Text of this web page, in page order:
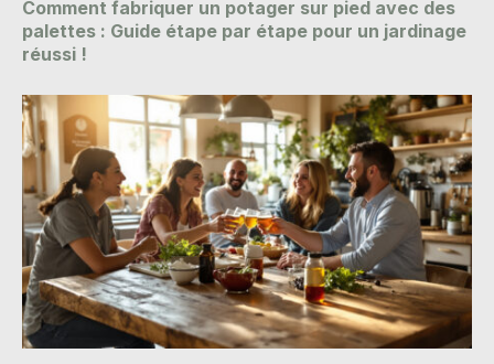
Comment fabriquer un potager sur pied avec des
palettes : Guide étape par étape pour un jardinage
réussi !